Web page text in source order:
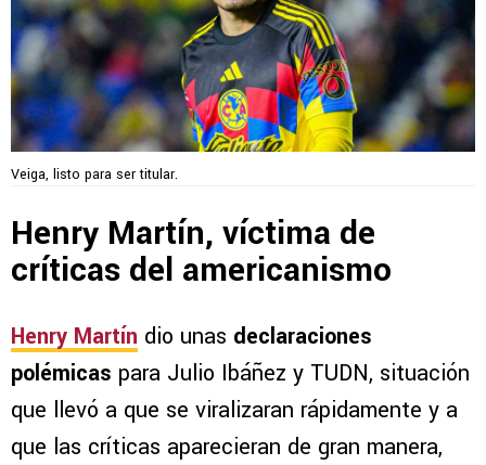
Veiga, listo para ser titular.
Henry Martín, víctima de
críticas del americanismo
Henry Martín dio unas declaraciones
polémicas para Julio Ibáñez y TUDN, situación
que llevó a que se viralizaran rápidamente y a
que las críticas aparecieran de gran manera,